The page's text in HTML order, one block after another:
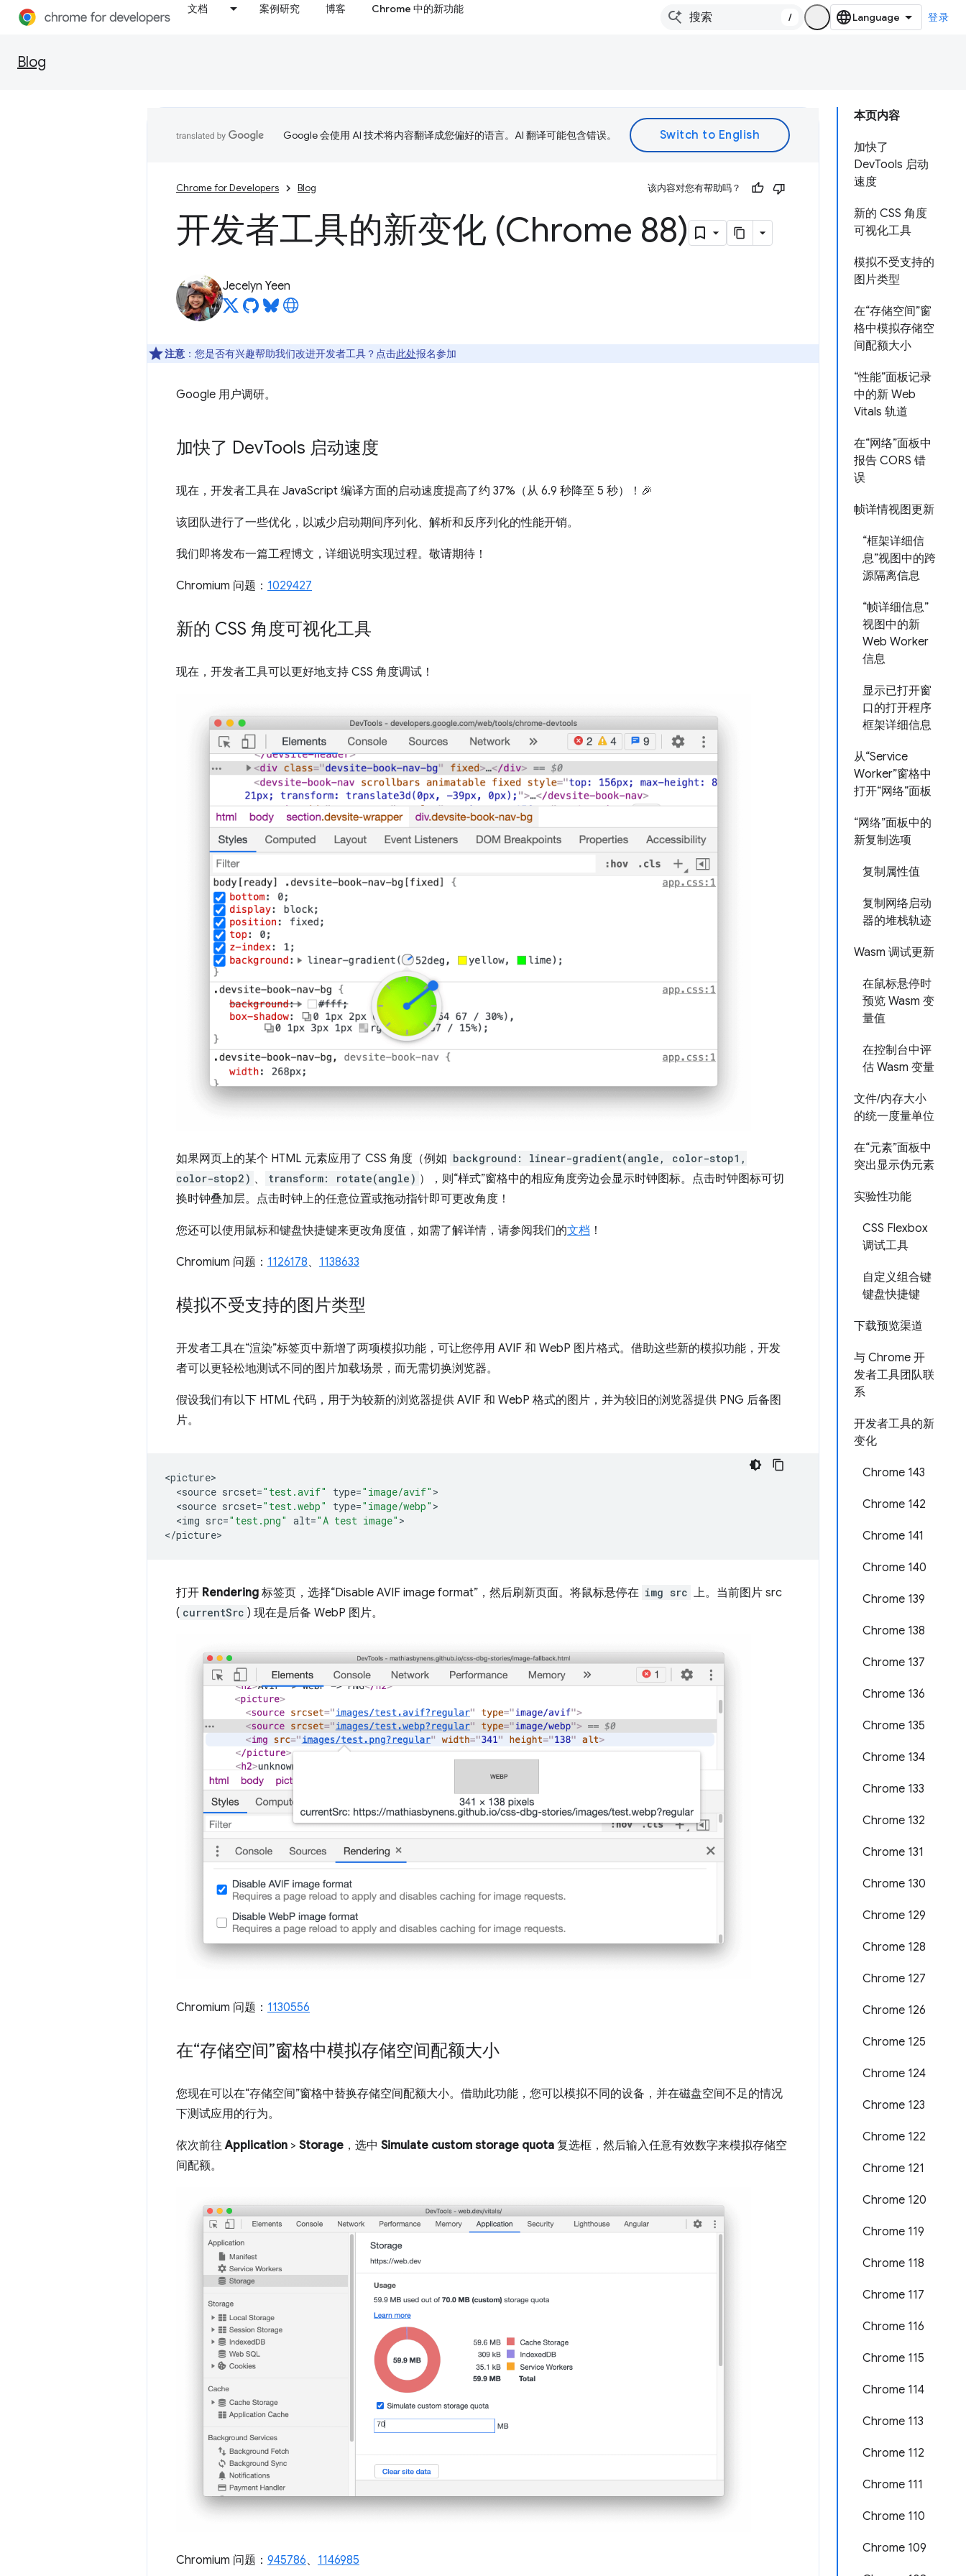
文档 案例研究 博客 Chrome 中的新功能
/ 登录
Blog
本页内容
加快了
DevTools 启动
速度
新的 CSS 角度
可视化工具
模拟不受支持的
图片类型
在“存储空间”窗
格中模拟存储空
间配额大小
“性能”面板记录
中的新 Web
Vitals 轨道
在“网络”面板中
报告 CORS 错
误
帧详情视图更新
“框架详细信
息”视图中的跨
源隔离信息
“帧详细信息”
视图中的新
Web Worker
信息
显示已打开窗
口的打开程序
框架详细信息
从“Service
Worker”窗格中
打开“网络”面板
“网络”面板中的
新复制选项
复制属性值
复制网络启动
器的堆栈轨迹
Wasm 调试更新
在鼠标悬停时
预览 Wasm 变
量值
在控制台中评
估 Wasm 变量
文件/内存大小
的统一度量单位
在“元素”面板中
突出显示伪元素
实验性功能
CSS Flexbox
调试工具
自定义组合键
键盘快捷键
下载预览渠道
与 Chrome 开
发者工具团队联
系
开发者工具的新
变化
Chrome 143
Chrome 142
Chrome 141
Chrome 140
Chrome 139
Chrome 138
Chrome 137
Chrome 136
Chrome 135
Chrome 134
Chrome 133
Chrome 132
Chrome 131
Chrome 130
Chrome 129
Chrome 128
Chrome 127
Chrome 126
Chrome 125
Chrome 124
Chrome 123
Chrome 122
Chrome 121
Chrome 120
Chrome 119
Chrome 118
Chrome 117
Chrome 116
Chrome 115
Chrome 114
Chrome 113
Chrome 112
Chrome 111
Chrome 110
Chrome 109
Google 会使用 AI 技术将内容翻译成您偏好的语言。AI 翻译可能包含错误。
Chrome for Developers Blog 该内容对您有帮助吗？
开发者工具的新变化 (Chrome 88)
Jecelyn Yeen
注意 ：您是否有兴趣帮助我们改进开发者工具？点击此处报名参加
Google 用户调研。
加快了 DevTools 启动速度
现在，开发者工具在 JavaScript 编译方面的启动速度提高了约 37%（从 6.9 秒降至 5 秒）！🎉
该团队进行了一些优化，以减少启动期间序列化、解析和反序列化的性能开销。
我们即将发布一篇工程博文，详细说明实现过程。敬请期待！
Chromium 问题： 1029427
新的 CSS 角度可视化工具
现在，开发者工具可以更好地支持 CSS 角度调试！
如果网页上的某个 HTML 元素应用了 CSS 角度（例如 background: linear-gradient(angle, color-stop1,
color-stop2) 、 transform: rotate(angle) ），则“样式”窗格中的相应角度旁边会显示时钟图标。点击时钟图标可切
换时钟叠加层。点击时钟上的任意位置或拖动指针即可更改角度！
您还可以使用鼠标和键盘快捷键来更改角度值，如需了解详情，请参阅我们的文档 ！
Chromium 问题： 1126178、 1138633
模拟不受支持的图片类型
开发者工具在“渲染”标签页中新增了两项模拟功能，可让您停用 AVIF 和 WebP 图片格式。借助这些新的模拟功能，开发
者可以更轻松地测试不同的图片加载场景，而无需切换浏览器。
假设我们有以下 HTML 代码，用于为较新的浏览器提供 AVIF 和 WebP 格式的图片，并为较旧的浏览器提供 PNG 后备图
片。
<picture
<source srcset="test.avif" type="image/avif"
<source srcset="test.webp" type="image/webp"
<img src="test.png" alt="A test image" >
</picture
打开 Rendering 标签页，选择“Disable AVIF image format”，然后刷新页面。将鼠标悬停在 img src 上。当前图片 src
( currentSrc ) 现在是后备 WebP 图片。
Chromium 问题： 1130556
在“存储空间”窗格中模拟存储空间配额大小
您现在可以在“存储空间”窗格中替换存储空间配额大小。借助此功能，您可以模拟不同的设备，并在磁盘空间不足的情况
下测试应用的行为。
依次前往Application > Storage ，选中 Simulate custom storage quota 复选框，然后输入任意有效数字来模拟存储空
间配额。
Chromium 问题： 945786、 1146985